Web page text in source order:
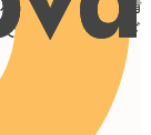
ーなどの個人情
ないメールアド